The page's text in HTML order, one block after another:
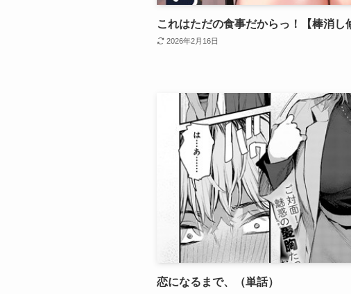
これはただの食事だからっ！【棒消し
2026年2月16日
恋になるまで、（単話）